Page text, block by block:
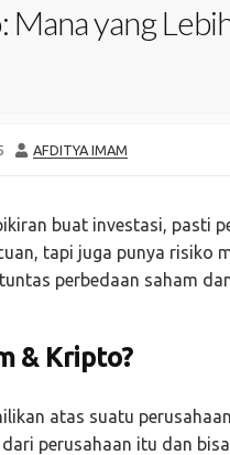
Mana yang
AUTHOR
AFDITYA IMAM
buat investasi, pasti
tapi juga punya risiko
perbedaan saham
& Kripto?
atas suatu
perusahaan itu dan